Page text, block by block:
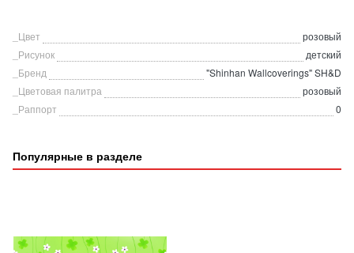
_Цвет
розовый
_Рисунок
детский
_Бренд
"Shinhan Wallcoverings" SH&D
_Цветовая палитра
розовый
_Раппорт
0
Популярные в разделе